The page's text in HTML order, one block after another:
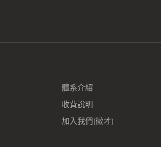
體系介紹
收費說明
加入我們(徵才)